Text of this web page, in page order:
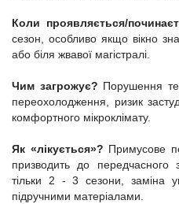
Коли проявляється/
сезон, особливо якщо вікно
або біля жвавої магістралі.
Чим загрожує? Порушення
переохолодження, ризик
комфортного мікроклімату.
Як «лікується»? Примусове
призводить до передчасного
тільки 2 - 3 сезони, заміна
підручними матеріалами.